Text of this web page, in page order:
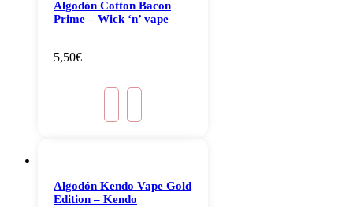
Algodón Cotton Bacon
Prime – Wick ‘n’ vape
5,50€
Algodón Kendo Vape Gold
Edition – Kendo